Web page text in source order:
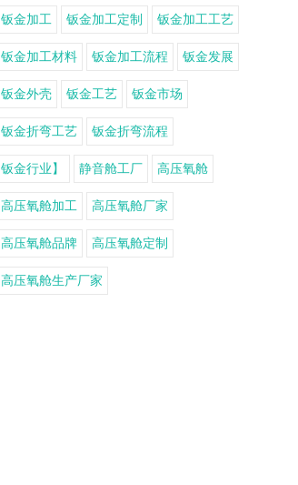
钣金加工 钣金加工定制 钣金加工工艺
钣金加工材料 钣金加工流程 钣金发展
钣金外壳 钣金工艺 钣金市场
钣金折弯工艺 钣金折弯流程
钣金行业】 静音舱工厂 高压氧舱
高压氧舱加工 高压氧舱厂家
高压氧舱品牌 高压氧舱定制
高压氧舱生产厂家